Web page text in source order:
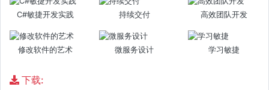
C#敏捷开发实践 持续交付 高效团队开发
修改软件的艺术 微服务设计 学习敏捷
下载: